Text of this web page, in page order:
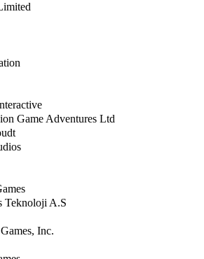
Game Adventures Ltd
Teknoloji A.S
Inc.